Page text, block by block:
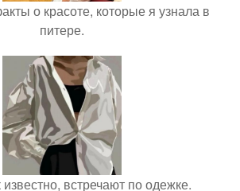
о красоте, которые я узнала в
питере.
встречают по одежке.